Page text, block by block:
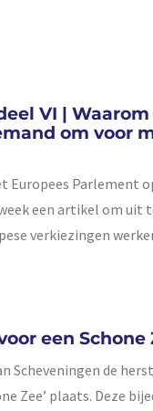
VI |
om voor
Europees Parlement
een artikel om uit
verkiezingen
een Schone
Scheveningen de
Zee’ plaats. Deze